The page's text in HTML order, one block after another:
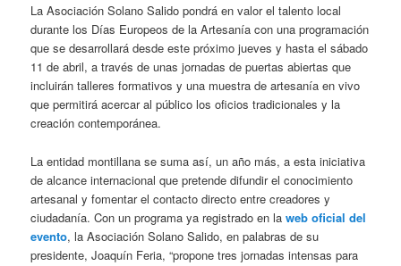
La Asociación Solano Salido pondrá en valor el talento local
durante los Días Europeos de la Artesanía con una programación
que se desarrollará desde este próximo jueves y hasta el sábado
11 de abril, a través de unas jornadas de puertas abiertas que
incluirán talleres formativos y una muestra de artesanía en vivo
que permitirá acercar al público los oficios tradicionales y la
creación contemporánea.
La entidad montillana se suma así, un año más, a esta iniciativa
de alcance internacional que pretende difundir el conocimiento
artesanal y fomentar el contacto directo entre creadores y
ciudadanía. Con un programa ya registrado en laweb oficial del
evento, la Asociación Solano Salido, en palabras de su
presidente, Joaquín Feria, “propone tres jornadas intensas para